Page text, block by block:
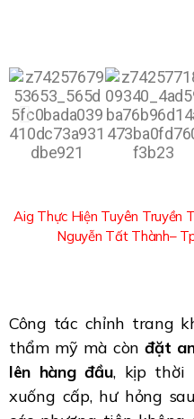
Aig Thực Hiện Tuyên Truyền
Nguyễn Tất Thành–
Công tác chỉnh trang
thẩm mỹ mà cònđặt
lên hàng đầu, kịp thời
xuống cấp, hư hỏng